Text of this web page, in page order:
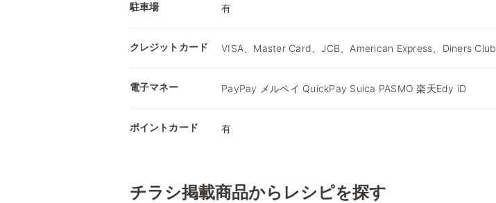
駐車場 有
クレジットカード VISA、Master Card、JCB、American Express、Diners Club
電子マネー PayPay メルペイ QuickPay Suica PASMO 楽天Edy iD
ポイントカード 有
チラシ掲載商品からレシピを探す